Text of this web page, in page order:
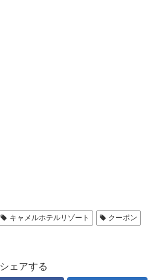
キャメルホテルリゾート
クーポン
シェアする